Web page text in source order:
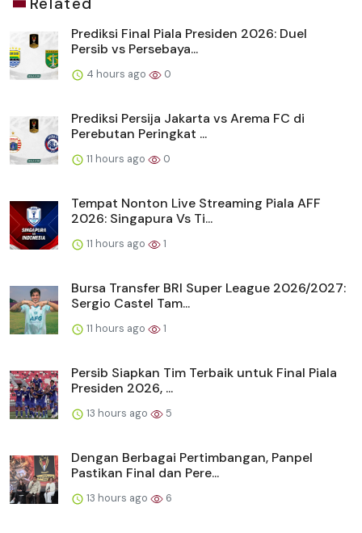
Prediksi Final Piala Presiden 2026: Duel
Persib vs Persebaya...
4 hours ago 0
Prediksi Persija Jakarta vs Arema FC di
Perebutan Peringkat ...
11 hours ago 0
Tempat Nonton Live Streaming Piala AFF
2026: Singapura Vs Ti...
11 hours ago 1
Bursa Transfer BRI Super League 2026/2027:
Sergio Castel Tam...
11 hours ago 1
Persib Siapkan Tim Terbaik untuk Final Piala
Presiden 2026, ...
13 hours ago 5
Dengan Berbagai Pertimbangan, Panpel
Pastikan Final dan Pere...
13 hours ago 6